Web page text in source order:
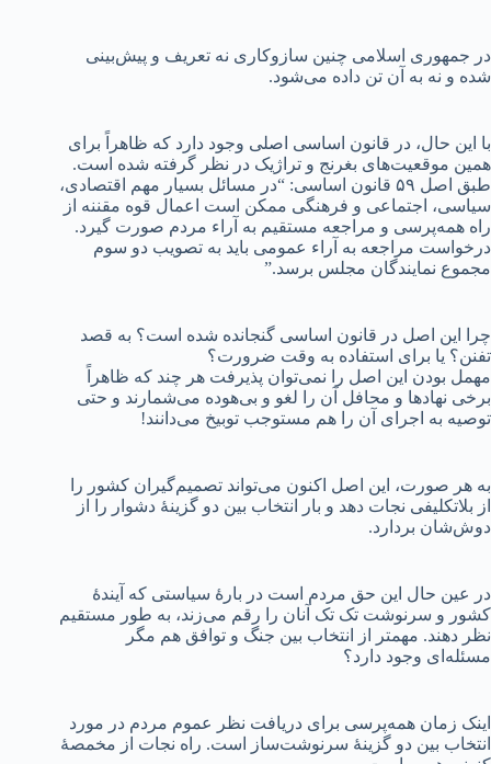
در جمهوری اسلامی چنین سازوکاری نه تعریف و پیش‌بینی
شده و نه به آن تن داده می‌شود.
با این حال، در قانون اساسی اصلی وجود دارد که ظاهراً برای
همین موقعیت‌های بغرنج و تراژیک در نظر گرفته شده است.
طبق اصل ۵۹ قانون اساسی: “در مسائل بسیار مهم اقتصادی،
سیاسی، اجتماعی و فرهنگی ممکن است اعمال قوه مقننه از
راه همه‌پرسی و مراجعه مستقیم به آراء مردم صورت گیرد.
درخواست مراجعه به آراء عمومی باید به تصویب دو سوم
مجموع نمایندگان مجلس برسد.”
چرا این اصل در قانون اساسی گنجانده شده است؟ به قصد
تفنن؟ یا برای استفاده به وقت ضرورت؟
مهمل بودن این اصل را نمی‌توان پذیرفت هر چند که ظاهراً
برخی نهادها و محافل آن را لغو و بی‌هوده می‌شمارند و حتی
توصیه به اجرای آن را هم مستوجب توبیخ می‌دانند!
به هر صورت، این اصل اکنون می‌تواند تصمیم‌گیران کشور را
از بلاتکلیفی نجات دهد و بار انتخاب بین دو گزینهٔ دشوار را از
دوش‌شان بردارد.
در عین حال این حق مردم است در بارهٔ سیاستی که آیندهٔ
کشور و سرنوشت تک تک آنان را رقم می‌زند، به طور مستقیم
نظر دهند. مهمتر از انتخاب بین جنگ و توافق هم مگر
مسئله‌ای وجود دارد؟
اینک زمان همه‌پرسی برای دریافت نظر عموم مردم در مورد
انتخاب بین دو گزینهٔ سرنوشت‌ساز است. راه نجات از مخمصهٔ